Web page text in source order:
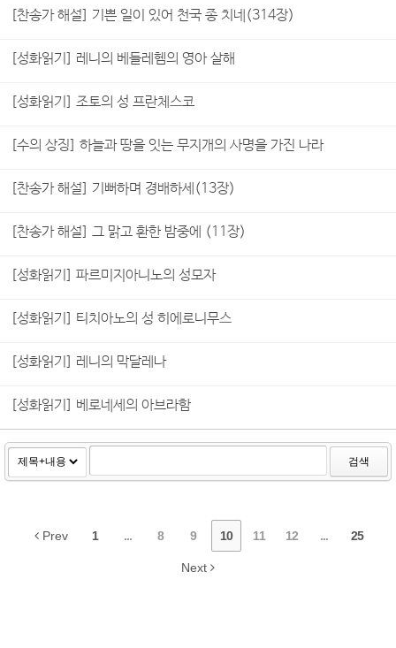
[찬송가 해설] 기쁜 일이 있어 천국 종 치네(314장)
[성화읽기] 레니의 베들레헴의 영아 살해
[성화읽기] 조토의 성 프란체스코
[수의 상징] 하늘과 땅을 잇는 무지개의 사명을 가진 나라
[찬송가 해설] 기뻐하며 경배하세(13장)
[찬송가 해설] 그 맑고 환한 밤중에 (11장)
[성화읽기] 파르미지아니노의 성모자
[성화읽기] 티치아노의 성 히에로니무스
[성화읽기] 레니의 막달레나
[성화읽기] 베로네세의 아브라함
검색
Prev 1 ... 8 9 10 11 12 ... 25
Next